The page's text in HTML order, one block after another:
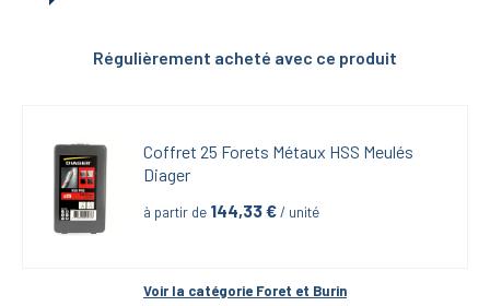
Régulièrement acheté avec ce produit
Coffret 25 Forets Métaux HSS Meulés
Diager
à partir de 144,33 € / unité
Voir la catégorie Foret et Burin